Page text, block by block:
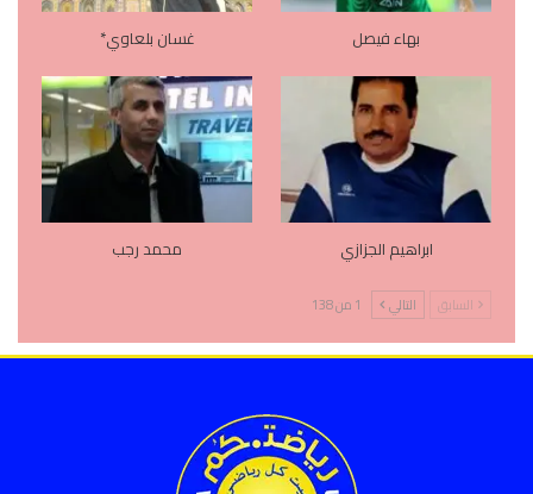
بهاء فيصل غسان بلعاوي*
ابراهيم الجزازي محمد رجب
السابق التالي 1 من 138